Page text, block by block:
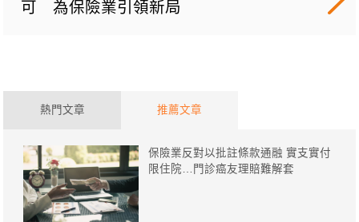
可 為保險業引領新局
熱門文章 推薦文章
保險業反對以批註條款通融 實支實付
限住院…門診癌友理賠難解套